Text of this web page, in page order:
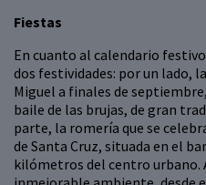
Fiestas
En cuanto al calendario
dos festividades: por un lado,
Miguel a finales de
baile de las brujas, de gran
parte, la romería que se
de Santa Cruz, situada en el
kilómetros del centro urbano.